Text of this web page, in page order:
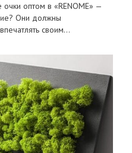
оптом в «RENOME» —
Они должны
своим…